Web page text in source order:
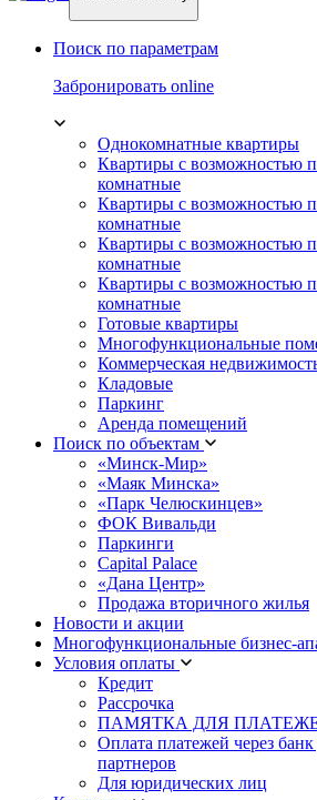
Поиск по параметрам
Забронировать online
Однокомнатные квартиры
Квартиры с возможностью
комнатные
Квартиры с возможностью
комнатные
Квартиры с возможностью
комнатные
Квартиры с возможностью
комнатные
Готовые квартиры
Многофункциональные
Коммерческая
Кладовые
Паркинг
Аренда помещений
Поиск по объектам
«Минск-Мир»
«Маяк Минска»
«Парк Челюскинцев»
ФОК Вивальди
Паркинги
Capital Palace
«Дана Центр»
Продажа вторичного жилья
Новости и акции
Многофункциональные бизнес-
Условия оплаты
Кредит
Рассрочка
ПАМЯТКА ДЛЯ
Оплата платежей через
партнеров
Для юридических лиц